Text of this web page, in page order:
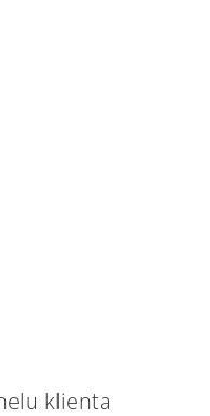
klienta